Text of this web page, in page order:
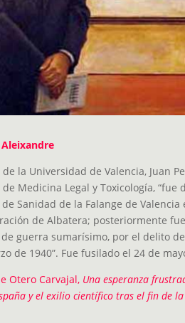
Aleixandre
la Universidad de Valencia, Juan
Medicina Legal y Toxicología, “fue
Sanidad de la Falange de
de Albatera; posteriormente
guerra sumarísimo, por el delito de
de 1940”. Fue fusilado el 24 de
Otero Carvajal, Una esperanza
y el exilio científico tras el fin de